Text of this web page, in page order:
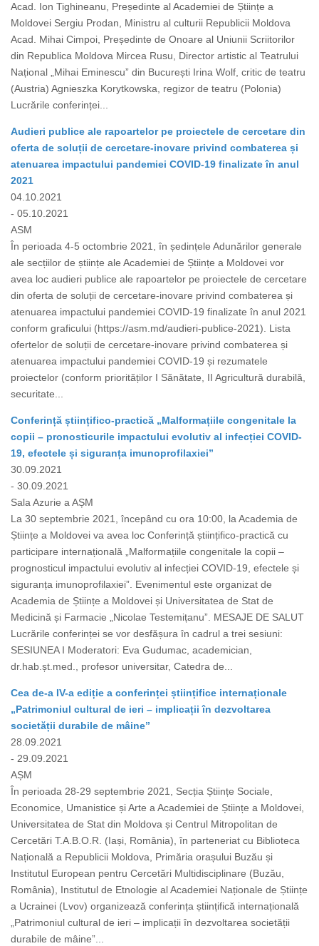
Acad. Ion Tighineanu, Președinte al Academiei de Științe a
Moldovei Sergiu Prodan, Ministru al culturii Republicii Moldova
Acad. Mihai Cimpoi, Președinte de Onoare al Uniunii Scriitorilor
din Republica Moldova Mircea Rusu, Director artistic al Teatrului
Național „Mihai Eminescu” din București Irina Wolf, critic de teatru
(Austria) Agnieszka Korytkowska, regizor de teatru (Polonia)
Lucrările conferinței...
Audieri publice ale rapoartelor pe proiectele de cercetare din
oferta de soluții de cercetare-inovare privind combaterea și
atenuarea impactului pandemiei COVID-19 finalizate în anul
2021
04.10.2021
- 05.10.2021
ASM
În perioada 4-5 octombrie 2021, în ședințele Adunărilor generale
ale secțiilor de științe ale Academiei de Științe a Moldovei vor
avea loc audieri publice ale rapoartelor pe proiectele de cercetare
din oferta de soluții de cercetare-inovare privind combaterea și
atenuarea impactului pandemiei COVID-19 finalizate în anul 2021
conform graficului (https://asm.md/audieri-publice-2021). Lista
ofertelor de soluții de cercetare-inovare privind combaterea și
atenuarea impactului pandemiei COVID-19 și rezumatele
proiectelor (conform priorităților I Sănătate, II Agricultură durabilă,
securitate...
Conferință științifico-practică „Malformațiile congenitale la
copii – pronosticurile impactului evolutiv al infecției COVID-
19, efectele și siguranța imunoprofilaxiei”
30.09.2021
- 30.09.2021
Sala Azurie a AȘM
La 30 septembrie 2021, începând cu ora 10:00, la Academia de
Științe a Moldovei va avea loc Conferință științifico-practică cu
participare internațională „Malformațiile congenitale la copii –
prognosticul impactului evolutiv al infecției COVID-19, efectele și
siguranța imunoprofilaxiei”. Evenimentul este organizat de
Academia de Științe a Moldovei și Universitatea de Stat de
Medicină și Farmacie „Nicolae Testemițanu”. MESAJE DE SALUT
Lucrările conferinței se vor desfășura în cadrul a trei sesiuni:
SESIUNEA I Moderatori: Eva Gudumac, academician,
dr.hab.șt.med., profesor universitar, Catedra de...
Cea de-a IV-a ediție a conferinței științifice internaționale
„Patrimoniul cultural de ieri – implicații în dezvoltarea
societății durabile de mâine”
28.09.2021
- 29.09.2021
AȘM
În perioada 28-29 septembrie 2021, Secția Științe Sociale,
Economice, Umanistice și Arte a Academiei de Științe a Moldovei,
Universitatea de Stat din Moldova și Centrul Mitropolitan de
Cercetări T.A.B.O.R. (Iași, România), în parteneriat cu Biblioteca
Națională a Republicii Moldova, Primăria orașului Buzău și
Institutul European pentru Cercetări Multidisciplinare (Buzău,
România), Institutul de Etnologie al Academiei Naționale de Științe
a Ucrainei (Lvov) organizează conferința științifică internațională
„Patrimoniul cultural de ieri – implicații în dezvoltarea societății
durabile de mâine”...